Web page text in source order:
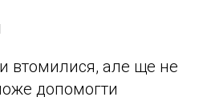
втомилися, але ще не
допомогти